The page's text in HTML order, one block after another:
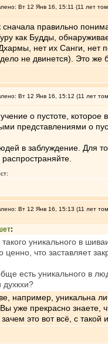
Вт 12 Янв 16, 15:11 (11 лет
правильно
как Будды,
нет их Санги, нет
не двинется). Это же
Вт 12 Янв 16, 15:12 (11 лет
о пустоте,
представлениями о
в заблуждение. Для
Вт 12 Янв 16, 15:13 (11 лет
:
такого уникального в
ценно, что заставляет
есть уникального в
например, уникальна
уже прекрасно знаете,
это вот всё, с